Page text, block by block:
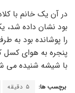
در آن یک خانم با
بود نشان داده شد،
را پوشانده بود به
پنجره به هوای کسل
با شیشه شنیده می
برچسب ها: ۵ دقیقه